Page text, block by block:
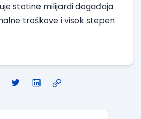
stotine milijardi događaja
troškove i visok stepen